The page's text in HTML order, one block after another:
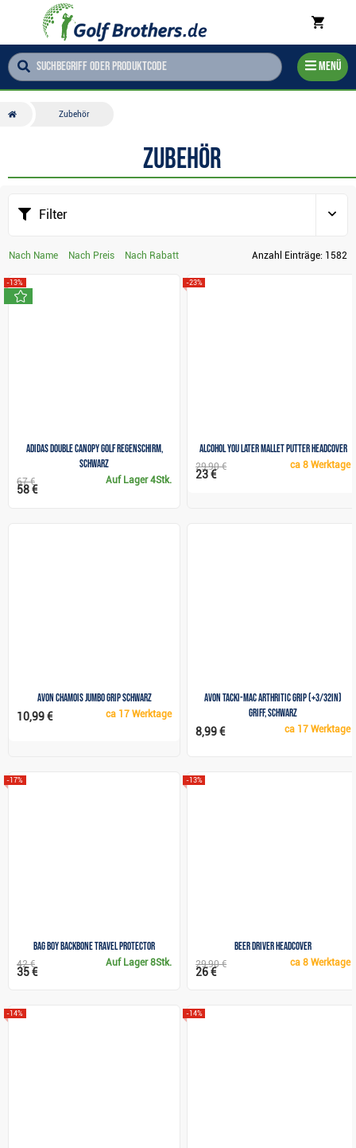
Menü
Zubehör
Zubehör
Filter
Nach Name Nach Preis Nach Rabatt Anzahl Einträge: 1582
Adidas Double Canopy Golf Regenschirm,
schwarz
-13%
Auf Lager4Stk.
67 €
58 €
Alcohol You Later mallet putter headcover
-23%
ca8 Werktage
29,90 €
23 €
Avon Chamois Jumbo Grip schwarz
ca 17 Werktage
10,99 €
Avon Tacki-Mac Arthritic Grip (+3/32in)
Griff, schwarz
ca 17 Werktage
8,99 €
Bag Boy BackBone Travel Protector
-17%
Auf Lager8Stk.
42 €
35 €
Beer Driver headcover
-13%
ca8 Werktage
29,90 €
26 €
-14% -14%